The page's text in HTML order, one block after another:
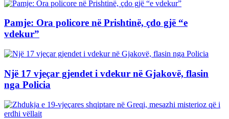
Pamje: Ora policore në Prishtinë, çdo gjë “e
vdekur”
Një 17 vjeçar gjendet i vdekur në Gjakovë, flasin
nga Policia